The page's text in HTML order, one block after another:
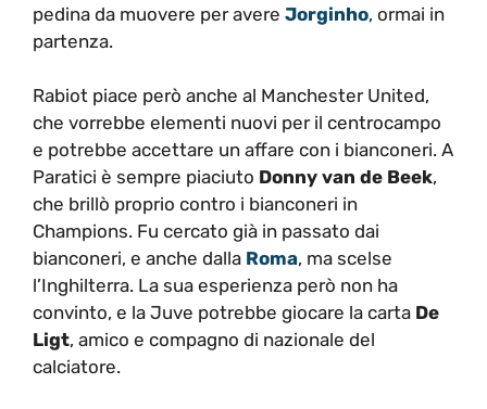
pedina da muovere per avere Jorginho, ormai in
partenza.
Rabiot piace però anche al Manchester United,
che vorrebbe elementi nuovi per il centrocampo
e potrebbe accettare un affare con i bianconeri. A
Paratici è sempre piaciuto Donny van de Beek,
che brillò proprio contro i bianconeri in
Champions. Fu cercato già in passato dai
bianconeri, e anche dalla Roma, ma scelse
l’Inghilterra. La sua esperienza però non ha
convinto, e la Juve potrebbe giocare la carta De
Ligt, amico e compagno di nazionale del
calciatore.